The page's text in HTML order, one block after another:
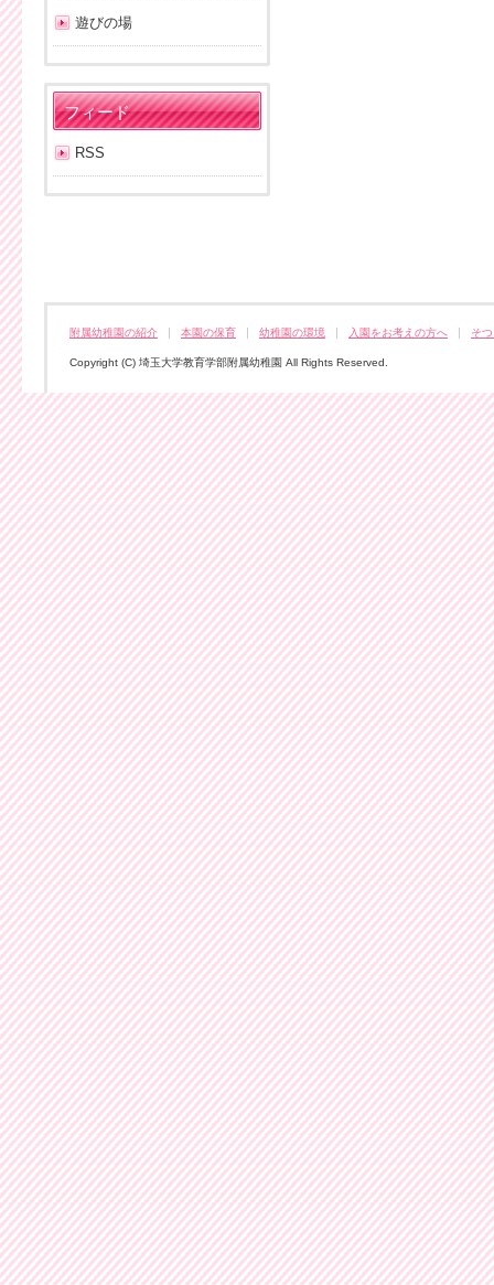
遊びの場
フィード
RSS
附属幼稚園の紹介 本園の保育 幼稚園の環境 入園をお考えの方へ そ
Copyright (C) 埼玉大学教育学部附属幼稚園 All Rights Reserved.